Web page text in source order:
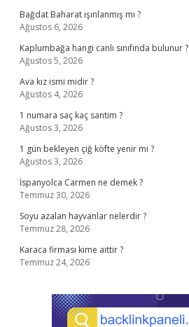
Bağdat Baharat ışınlanmış mı ?
Ağustos 6, 2026
Kaplumbağa hangi canlı sınıfında bulunur ?
Ağustos 5, 2026
Ava kız ismi midir ?
Ağustos 4, 2026
1 numara saç kaç santim ?
Ağustos 3, 2026
1 gün bekleyen çiğ köfte yenir mi ?
Ağustos 3, 2026
İspanyolca Carmen ne demek ?
Temmuz 30, 2026
Soyu azalan hayvanlar nelerdir ?
Temmuz 28, 2026
Karaca firması kime aittir ?
Temmuz 24, 2026